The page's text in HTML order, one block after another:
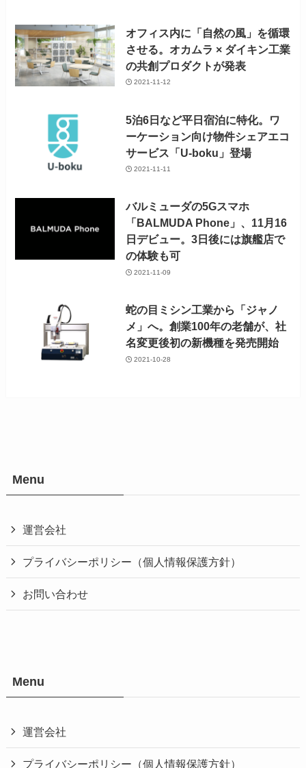
オフィス内に「自然の風」を循環
させる。オカムラ × ダイキン工業
の共創プロダクトが発表
2021-11-12
5泊6日など平日宿泊に特化。ワ
ーケーション向け物件シェアエコ
サービス「U-boku」登場
2021-11-11
バルミューダの5Gスマホ
「BALMUDA Phone」、11月16
日デビュー。3日後には旗艦店で
の体験も可
2021-11-09
蛇の目ミシン工業から「ジャノ
メ」へ。創業100年の老舗が、社
名変更後初の新機種を発売開始
2021-10-28
Menu
運営会社
プライバシーポリシー（個人情報保護方針）
お問い合わせ
Menu
運営会社
プライバシーポリシー（個人情報保護方針）